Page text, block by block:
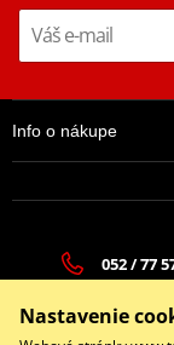
Info o nákupe
052 / 77
Po - Pia
Nastavenie